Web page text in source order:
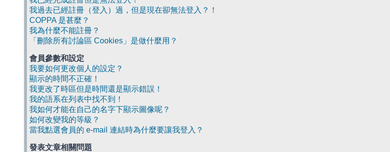
我過去已經註冊（登入）過，但是現在卻無法登入？！
COPPA 是甚麼？
我為什麼不能註冊？
「刪除所有討論區 Cookies」是做什麼用？
會員參數和設定
我要如何更改個人的設定？
顯示的時間不正確！
我更改了時區但是時間還是顯示錯誤！
我的語系在列表中找不到！
我如何才能在自己的名字下顯示圖像呢？
如何改變我的等級？
當我點選會員的 e-mail 連結時為什麼要讓我登入？
發表文章相關問題